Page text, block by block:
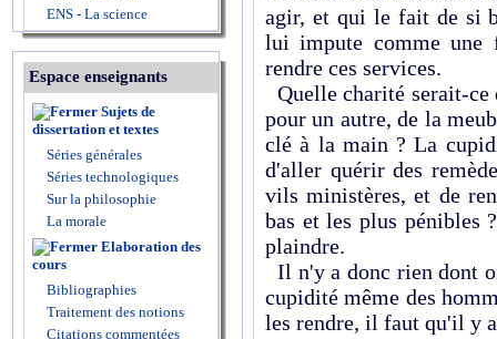
ENS - La science
Espace enseignants
Sujets de
dissertation et textes
Séries générales
Séries technologiques
Sur la philosophie
La morale
Elaboration des
cours
Bibliographies
Traitement des notions
Citations commentées
agir, et qui le fait de si
lui impute comme une
rendre ces services.
Quelle charité serait-
pour un autre, de la
clé à la main ? La
d'aller quérir des
vils ministères, et de
bas et les plus pénibles
plaindre.
Il n'y a donc rien dont
cupidité même des
les rendre, il faut qu'il y